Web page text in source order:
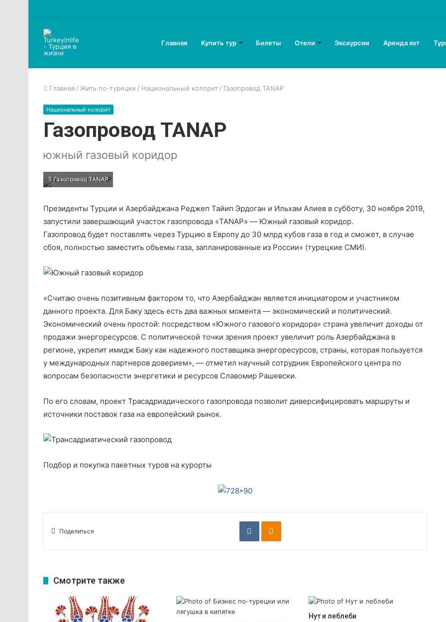
Главная Купить тур Билеты Отели Экскурсии Аренда яхт
Главная / Жить по-турецки / Национальный колорит / Газопровод TANAP
Национальный колорит
Газопровод TANAP
южный газовый коридор
Газопровод TANAP
Президенты Турции и Азербайджана Реджеп Тайип Эрдоган и Ильхам Алиев в субботу, 30 ноября 2019,
запустили завершающий участок газопровода «TANAP» — Южный газовый коридор.
Газопровод будет поставлять через Турцию в Европу до 30 млрд кубов газа в год и сможет, в случае
сбоя, полностью заместить объемы газа, запланированные из России» (турецкие СМИ).
«Считаю очень позитивным фактором то, что Азербайджан является инициатором и участником
данного проекта. Для Баку здесь есть два важных момента — экономический и политический.
Экономический очень простой: посредством «Южного газового коридора» страна увеличит доходы от
продажи энергоресурсов. С политической точки зрения проект увеличит роль Азербайджана в
регионе, укрепит имидж Баку как надежного поставщика энергоресурсов, страны, которая пользуется
у международных партнеров доверием», — отметил научный сотрудник Европейского центра по
вопросам безопасности энергетики и ресурсов Славомир Рашевски.
По его словам, проект Трасадриадического газопровода позволит диверсифицировать маршруты и
источники поставок газа на европейский рынок.
Подбор и покупка пакетных туров на курорты
Поделиться
VKontakte Odnoklassniki
Смотрите также
Нут и леблеби